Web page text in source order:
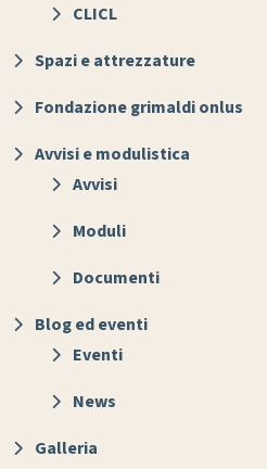
CLICL
Spazi e attrezzature
Fondazione grimaldi onlus
Avvisi e modulistica
Avvisi
Moduli
Documenti
Blog ed eventi
Eventi
News
Galleria